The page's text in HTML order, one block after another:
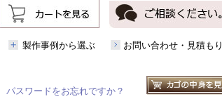
製作事例から選ぶ お問い合わせ・見積もり
パスワードをお忘れですか？